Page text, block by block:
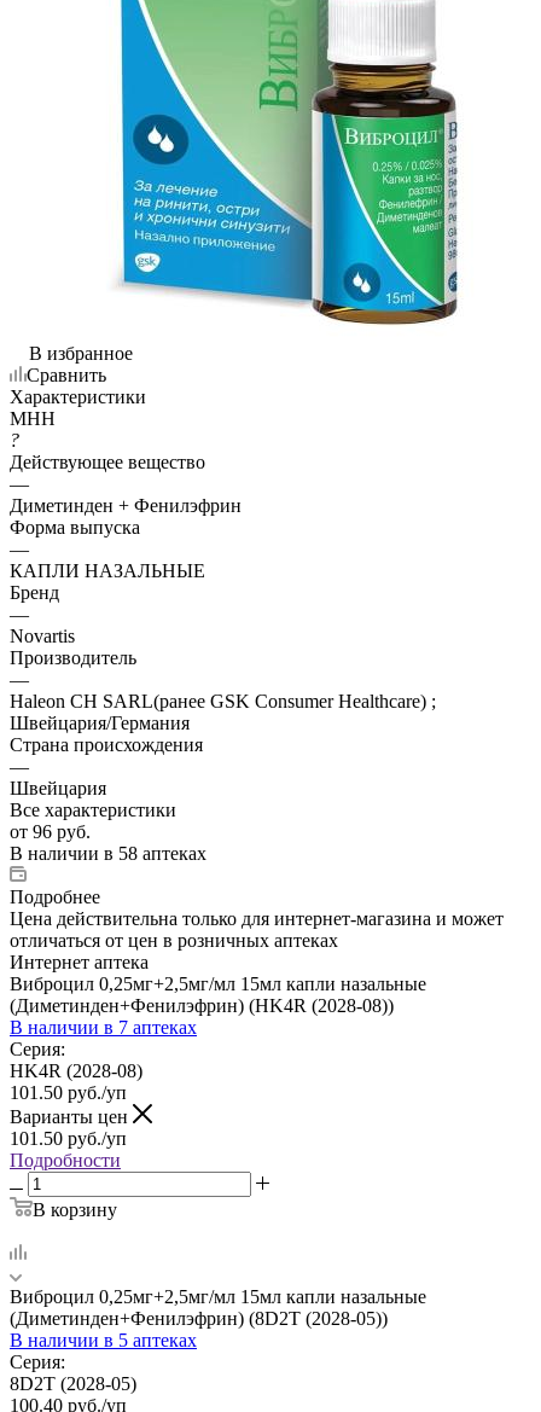
В избранное
Сравнить
Характеристики
МНН
?
Действующее вещество
—
Диметинден + Фенилэфрин
Форма выпуска
—
КАПЛИ НАЗАЛЬНЫЕ
Бренд
—
Novartis
Производитель
—
Haleon CH SARL(ранее GSK Consumer Healthcare) ;
Швейцария/Германия
Страна происхождения
—
Швейцария
Все характеристики
от 96 руб.
В наличии в 58 аптеках
Подробнее
Цена действительна только для интернет-магазина и может
отличаться от цен в розничных аптеках
Интернет аптека
Виброцил 0,25мг+2,5мг/мл 15мл капли назальные
(Диметинден+Фенилэфрин) (HK4R (2028-08))
В наличии в 7 аптеках
Серия:
HK4R (2028-08)
101.50 руб./уп
Варианты цен
101.50 руб./уп
Подробности
В корзину
Виброцил 0,25мг+2,5мг/мл 15мл капли назальные
(Диметинден+Фенилэфрин) (8D2T (2028-05))
В наличии в 5 аптеках
Серия:
8D2T (2028-05)
100.40 руб./уп